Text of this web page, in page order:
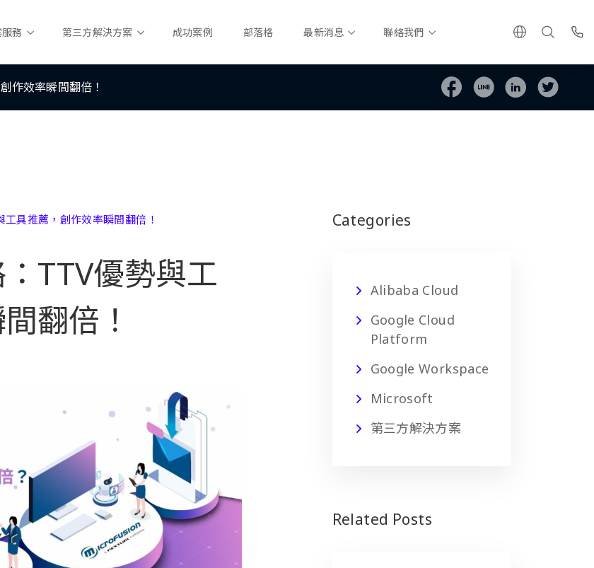
服務 第三方解決方案 成功案例 部落格 最新消息 聯絡我們
作效率瞬間翻倍！
具推薦，創作效率瞬間翻倍！
TTV優勢與工
翻倍！
Categories
Alibaba Cloud
Google Cloud
Platform
Google Workspace
Microsoft
第三方解決方案
Related Posts